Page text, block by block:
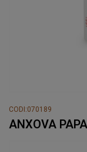
CODI:070189
ANXOVA